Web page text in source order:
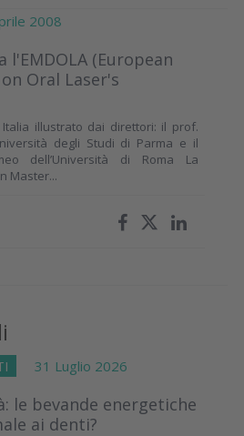
2008
(European
Oral Laser's
Italia illustrato dai direttori: il prof.
degli Studi di Parma e il
dell’Università di Roma La
Master...
31 Luglio 2026
le bevande energetiche
ai denti?